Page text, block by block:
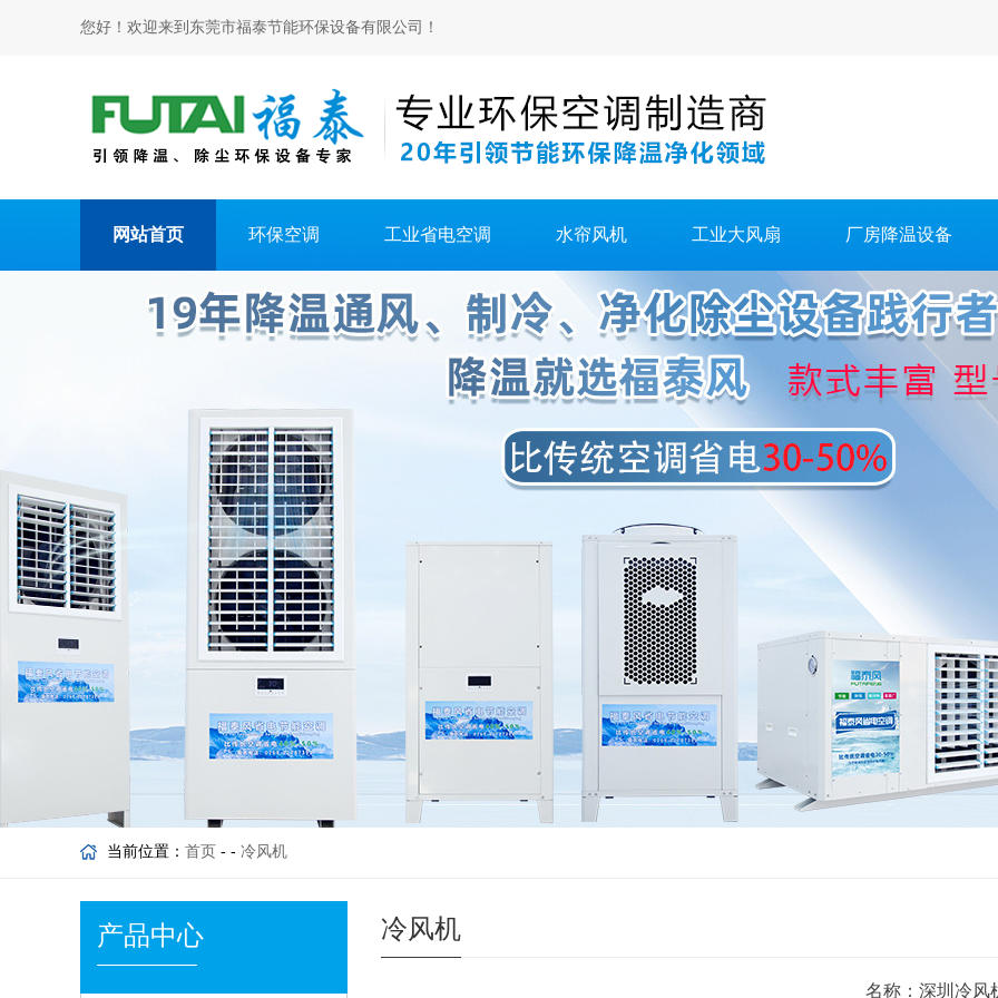
您好！欢迎来到东莞市福泰节能环保设备有限公司！
网站首页 环保空调 工业省电空调 水帘风机 工业大风扇 厂房降温设备
当前位置： 首页 - - 冷风机
产品中心 冷风机
名称：深圳冷风